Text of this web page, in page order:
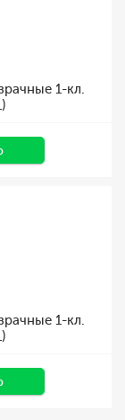
1-кл.
1-кл.